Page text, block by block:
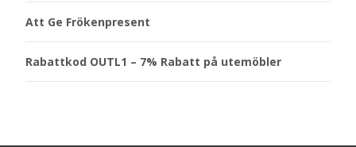
Att Ge Frökenpresent
Rabattkod OUTL1 – 7% Rabatt på utemöbler